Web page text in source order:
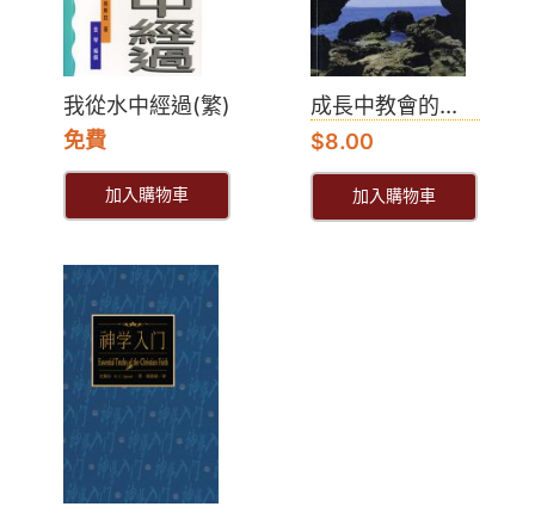
我從水中經過(繁)
免費
加入購物車
成長中教會的...
$8.00
加入購物車